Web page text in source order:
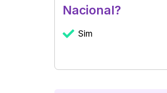
Nacional?
Sim